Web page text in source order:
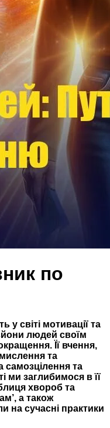
по
у світі мотивації та
людей своїм
Її вчення,
та
самозцілення та
ми заглибимося в її
хвороб та
а також
на сучасні практики